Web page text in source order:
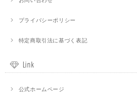
プライバシーポリシー
特定商取引法に基づく表記
Link
公式ホームページ